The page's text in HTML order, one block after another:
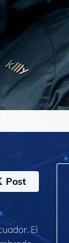
Post
El